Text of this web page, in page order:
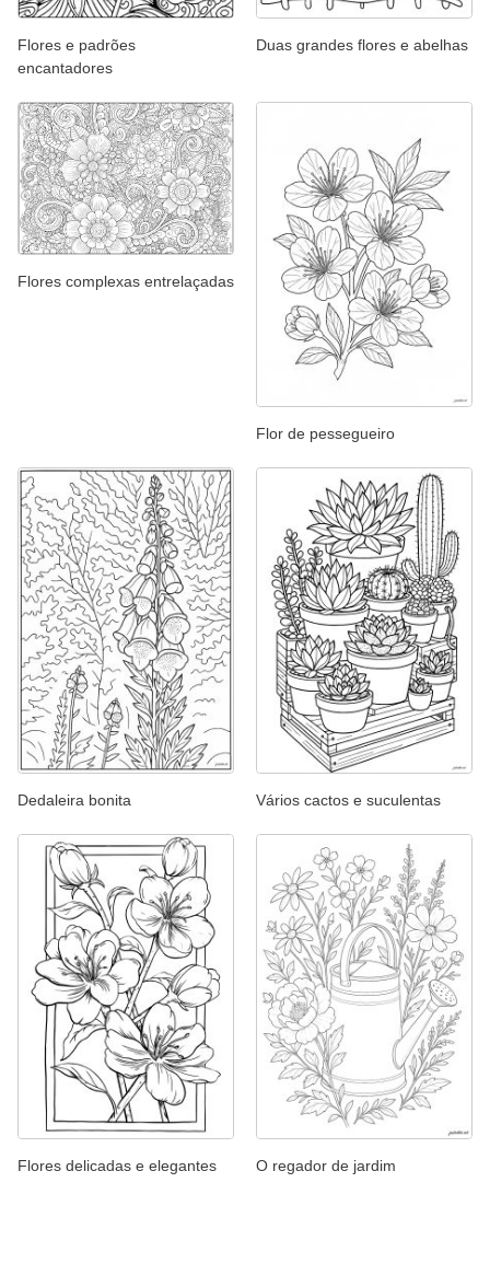
Flores e padrões
encantadores
Duas grandes flores e abelhas
Flores complexas entrelaçadas
Flor de pessegueiro
Dedaleira bonita Vários cactos e suculentas
Flores delicadas e elegantes O regador de jardim